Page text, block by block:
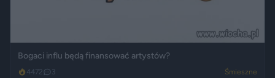
Bogaci influ będą finansować artystów?
4472 3 Śmieszne